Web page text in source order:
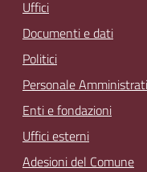
Uffici
Documenti e dati
Politici
Personale
Enti e fondazioni
Uffici esterni
Adesioni del Comune